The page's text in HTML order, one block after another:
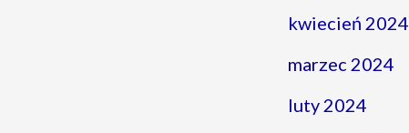
kwiecień 2024
marzec 2024
luty 2024